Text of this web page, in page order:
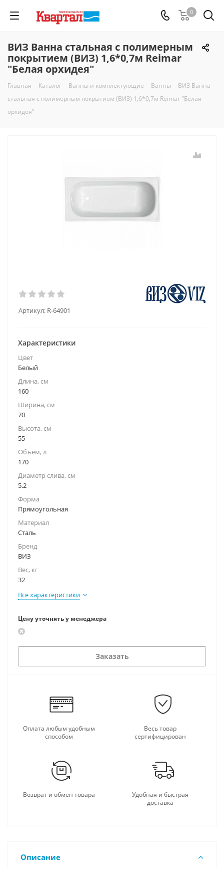
0
ВИЗ Ванна стальная с полимерным
покрытием (ВИЗ) 1,6*0,7м Reimar
"Белая орхидея"
Главная - Каталог - Ванны и комплектующие - Ванны - ВИЗ Ванна
стальная с полимерным покрытием (ВИЗ) 1,6*0,7м Reimar "Белая
орхидея"
Артикул: R-64901
Характеристики
Цвет
Белый
Длина, см
160
Ширина, см
70
Высота, см
55
Объем, л
170
Диаметр слива, см
5.2
Форма
Прямоугольная
Материал
Сталь
Бренд
ВИЗ
Вес, кг
32
Все характеристики
Цену уточнять у менеджера
Заказать
Оплата любым удобным
способом
Весь товар
сертифицирован
Возврат и обмен товара
Удобная и быстрая
доставка
Описание